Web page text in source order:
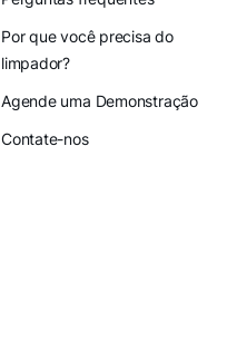
Por que você precisa do
limpador?
Agende uma Demonstração
Contate-nos